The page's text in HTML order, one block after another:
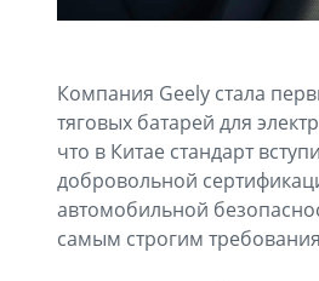
Компания Geely стала
тяговых батарей для
что в Китае стандарт
добровольной
автомобильной
самым строгим